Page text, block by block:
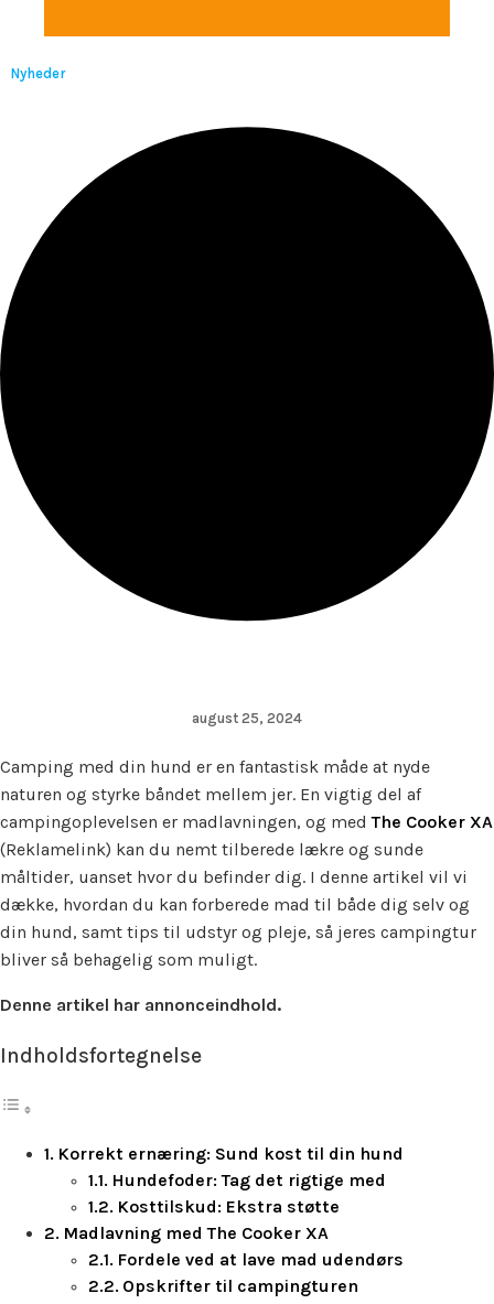
Nyheder
august 25, 2024
Camping med din hund er en fantastisk måde at nyde
naturen og styrke båndet mellem jer. En vigtig del af
campingoplevelsen er madlavningen, og medThe Cooker XA
(Reklamelink) kan du nemt tilberede lækre og sunde
måltider, uanset hvor du befinder dig. I denne artikel vil vi
dække, hvordan du kan forberede mad til både dig selv og
din hund, samt tips til udstyr og pleje, så jeres campingtur
bliver så behagelig som muligt.
Denne artikel har annonceindhold.
Indholdsfortegnelse
Korrekt ernæring: Sund kost til din hund
Hundefoder: Tag det rigtige med
Kosttilskud: Ekstra støtte
Madlavning med The Cooker XA
Fordele ved at lave mad udendørs
Opskrifter til campingturen